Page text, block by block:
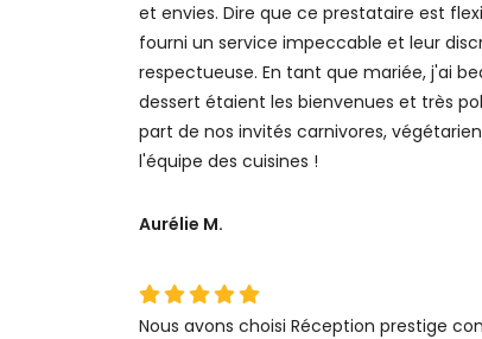
et envies. Dire que ce prestataire est
fourni un service impeccable et leur
respectueuse. En tant que mariée, j'ai
dessert étaient les bienvenues et très
part de nos invités carnivores,
l'équipe des cuisines !
Aurélie M.
Nous avons choisi Réception prestige